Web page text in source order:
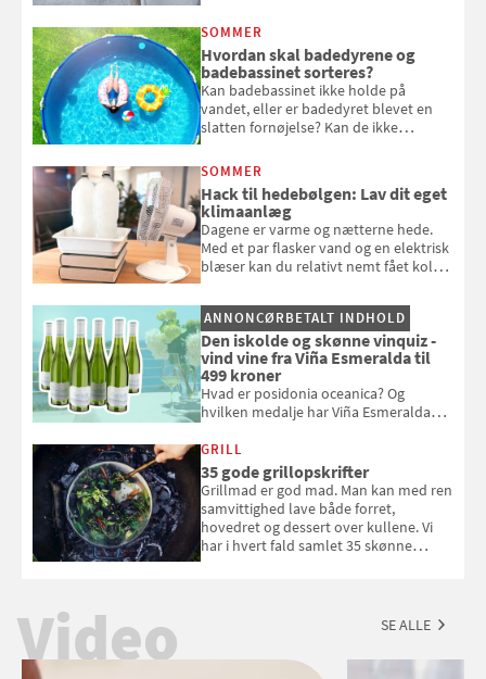
at bede naboen om at vande eller
SOMMER
Hvordan skal badedyrene og
badebassinet sorteres?
Kan badebassinet ikke holde på
vandet, eller er badedyret blevet en
slatten fornøjelse? Kan de ikke
opmærksom, når du smider
badebassinet eller et badedyr ud
SOMMER
Hack til hedebølgen: Lav dit eget
klimaanlæg
Dagene er varme og nætterne hede.
Med et par flasker vand og en elektrisk
blæser kan du relativt nemt fået koldt
og se, hvordan du gør
ANNONCØRBETALT INDHOLD
Den iskolde og skønne vinquiz -
vind vine fra Viña Esmeralda til
499 kroner
Hvad er posidonia oceanica? Og
hvilken medalje har Viña Esmeralda
med i Samvirkes skønne vinquiz, hvor
du kan vinde 6 flasker vin fra Viña
Esmeralda. Konkurrencen slutter 1.
september 2026.
GRILL
35 gode grillopskrifter
Grillmad er god mad. Man kan med ren
samvittighed lave både forret,
hovedret og dessert over kullene. Vi
har i hvert fald samlet 35 skønne
Video SE ALLE